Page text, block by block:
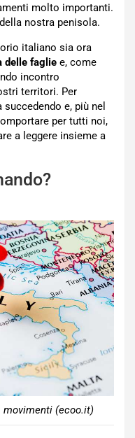
molto importanti.
nostra penisola.
italiano sia ora
delle faglie e, come
incontro
territori. Per
e, più nel
per tutti noi,
a leggere insieme a
movimenti (ecoo.it)